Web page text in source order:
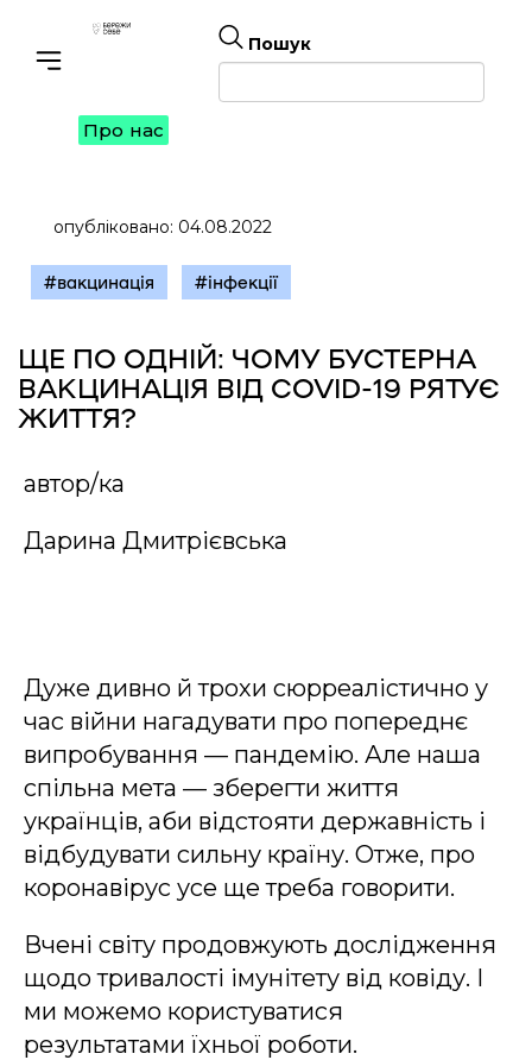
Toggle navigation
Пошук
Про нас
опубліковано: 04.08.2022
#вакцинація #інфекції
ЩЕ ПО ОДНІЙ: ЧОМУ БУСТЕРНА
ВАКЦИНАЦІЯ ВІД COVID-19 РЯТУЄ
ЖИТТЯ?
автор/ка
Дарина Дмитрієвська
Дуже дивно й трохи сюрреалістично у
час війни нагадувати про попереднє
випробування — пандемію. Але наша
спільна мета — зберегти життя
українців, аби відстояти державність і
відбудувати сильну країну. Отже, про
коронавірус усе ще треба говорити.
Вчені світу продовжують дослідження
щодо тривалості імунітету від ковіду. І
ми можемо користуватися
результатами їхньої роботи.